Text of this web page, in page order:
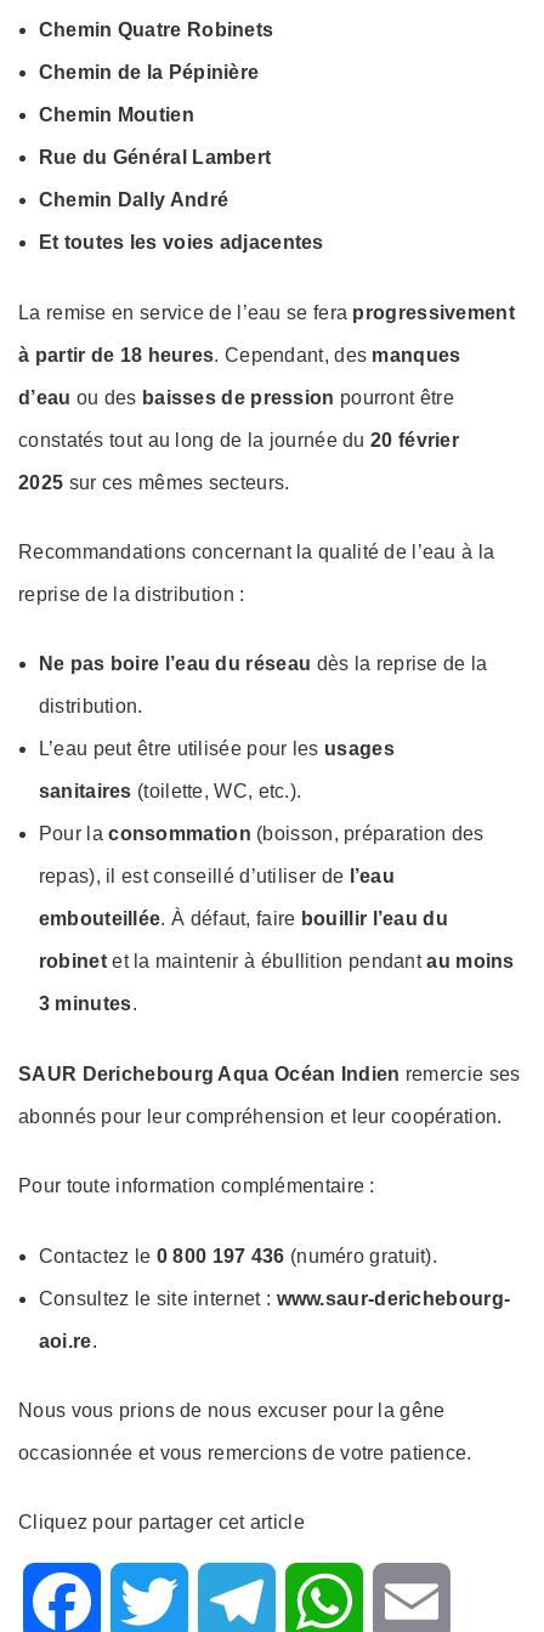
Chemin Quatre Robinets
Chemin de la Pépinière
Chemin Moutien
Rue du Général Lambert
Chemin Dally André
Et toutes les voies adjacentes
La remise en service de l’eau se fera progressivement
à partir de 18 heures. Cependant, des manques
d’eau ou des baisses de pression pourront être
constatés tout au long de la journée du20 février
2025 sur ces mêmes secteurs.
Recommandations concernant la qualité de l’eau à la
reprise de la distribution :
Ne pas boire l’eau du réseau dès la reprise de la
distribution.
L’eau peut être utilisée pour les usages
sanitaires (toilette, WC, etc.).
Pour laconsommation (boisson, préparation des
repas), il est conseillé d’utiliser de l’eau
embouteillée. À défaut, faire bouillir l’eau du
robinetet la maintenir à ébullition pendantau moins
3 minutes.
SAUR Derichebourg Aqua Océan Indien remercie ses
abonnés pour leur compréhension et leur coopération.
Pour toute information complémentaire :
Contactez le 0 800 197 436 (numéro gratuit).
Consultez le site internet : www.saur-derichebourg-
aoi.re.
Nous vous prions de nous excuser pour la gêne
occasionnée et vous remercions de votre patience.
Cliquez pour partager cet article